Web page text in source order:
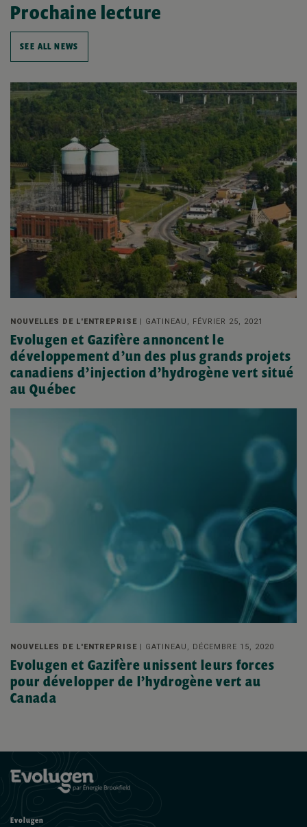
Prochaine lecture
SEE ALL NEWS
NOUVELLES DE L'ENTREPRISE | GATINEAU, FÉVRIER 25, 2021
Evolugen et Gazifère annoncent le
développement d’un des plus grands projets
canadiens d’injection d’hydrogène vert situé
au Québec
NOUVELLES DE L'ENTREPRISE | GATINEAU, DÉCEMBRE 15, 2020
Evolugen et Gazifère unissent leurs forces
pour développer de l’hydrogène vert au
Canada
Evolugen